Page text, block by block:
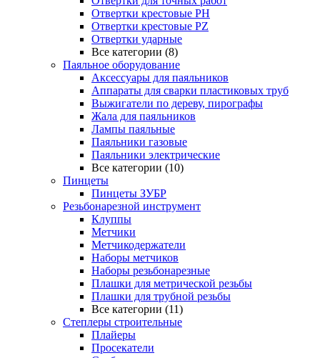
Отвертки крестовые PH
Отвертки крестовые PZ
Отвертки ударные
Все категории (8)
Паяльное оборудование
Аксессуары для паяльников
Аппараты для сварки пластиковых труб
Выжигатели по дереву, пирографы
Жала для паяльников
Лампы паяльные
Паяльники газовые
Паяльники электрические
Все категории (10)
Пинцеты
Пинцеты ЗУБР
Резьбонарезной инструмент
Клуппы
Метчики
Метчикодержатели
Наборы метчиков
Наборы резьбонарезные
Плашки для метрической резьбы
Плашки для трубной резьбы
Все категории (11)
Степлеры строительные
Плайеры
Просекатели